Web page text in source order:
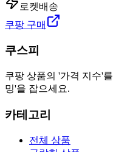
로켓배송
쿠팡 구매
쿠스피
쿠팡 상품의 '가격 지수'를
밍'을 잡으세요.
카테고리
전체 상품